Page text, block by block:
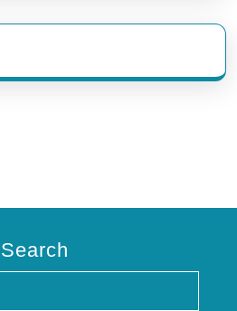
Search